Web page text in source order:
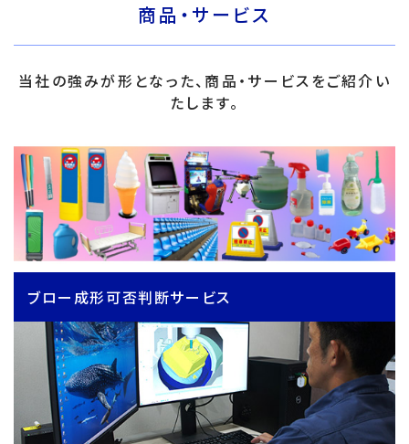
商品・サービス
当社の強みが形となった、商品・サービスをご紹介い
たします。
ブロー成形可否判断サービス